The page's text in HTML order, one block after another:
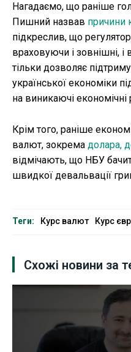
Нагадаємо, що раніше
Пишний назвав причини
підкреслив, що
враховуючи і зовнішні,
тільки дозволяє
української економіки
на виникаючі економічні
Крім того, раніше
валют, зокрема долара,
відмічають, що НБУ
швидкої девальвації
Теги: Курс валют Курс
Схожі новини за